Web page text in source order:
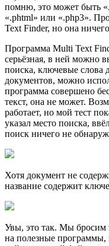
помню, это может быть
«.phtml» или «.php3».
Text Finder, но она
Программа Multi Text
серьёзная, в ней можно
поиска, ключевые слова
документов, можно
программа совершено
текст, она не может.
работает, но мой тест
указал место поиска,
поиск ничего не
Хотя документ не
название содержит
Увы, это так. Мы бросим
на полезные программы,